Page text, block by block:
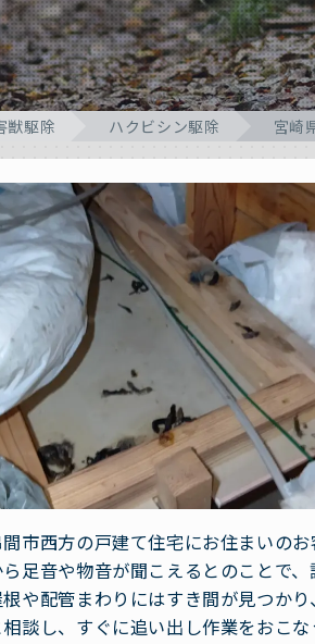
獣駆除 ハクビシン駆除 宮崎
市西方の戸建て住宅にお住まいの
足音や物音が聞こえるとのことで
や配管まわりにはすき間が見つか
談し、すぐに追い出し作業をおこな